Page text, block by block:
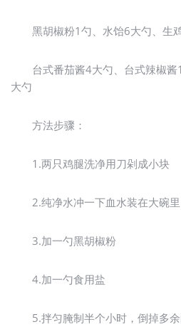
黑胡椒粉1勺、水饴6大勺、生
台式番茄酱4大勺、台式辣椒酱
大勺
方法步骤：
1.两只鸡腿洗净用刀剁成小块
2.纯净水冲一下血水装在大碗里
3.加一勺黑胡椒粉
4.加一勺食用盐
5.拌匀腌制半个小时，倒掉多余